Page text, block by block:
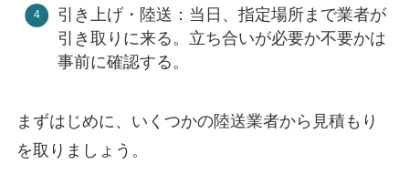
引き上げ・陸送：当日、指定場所まで業者が
引き取りに来る。立ち合いが必要か不要かは
事前に確認する。
まずはじめに、いくつかの陸送業者から見積もり
を取りましょう。